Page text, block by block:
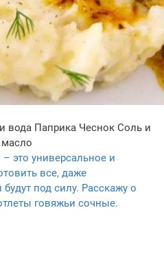
вода Паприка Чеснок Соль и
это универсальное и
все, даже
под силу. Расскажу о
говяжьи сочные.